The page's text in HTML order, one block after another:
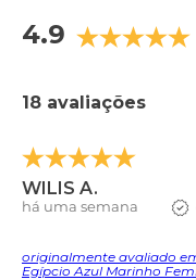
4.9
18 avaliações
WILIS A.
há uma semana
originalmente avaliado
Egípcio Azul Marinho